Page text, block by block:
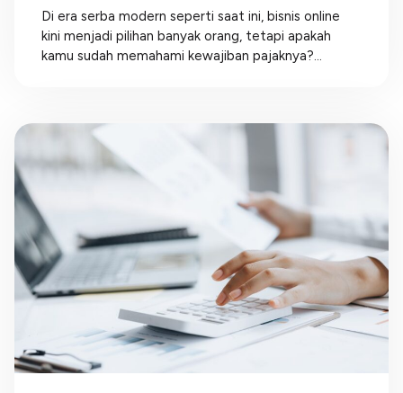
Di era serba modern seperti saat ini, bisnis online
kini menjadi pilihan banyak orang, tetapi apakah
kamu sudah memahami kewajiban pajaknya?...